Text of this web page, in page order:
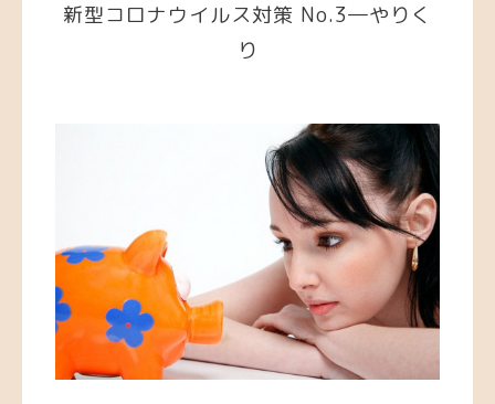
新型コロナウイルス対策 No.3―やりく
り